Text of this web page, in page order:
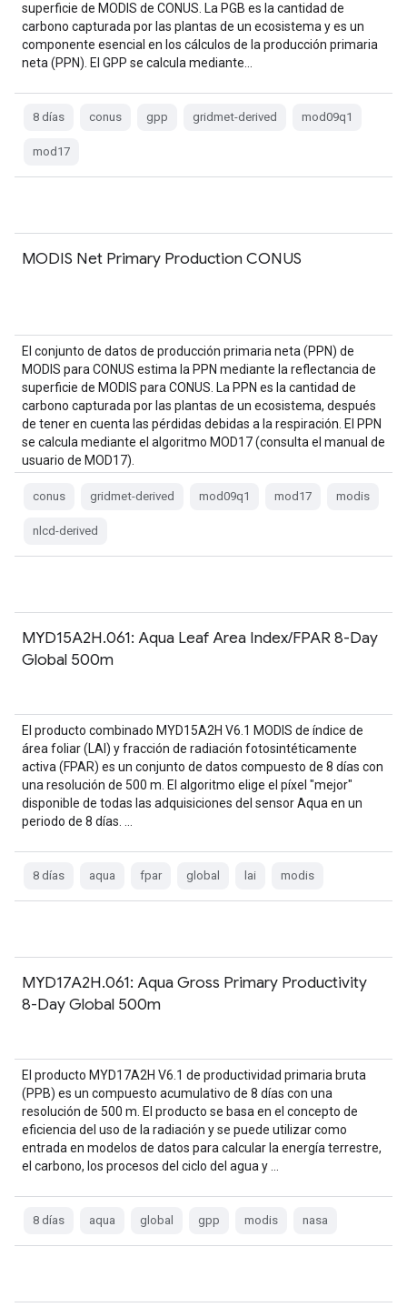
superficie de MODIS de CONUS. La PGB es la cantidad de
carbono capturada por las plantas de un ecosistema y es un
componente esencial en los cálculos de la producción primaria
neta (PPN). El GPP se calcula mediante…
8 días conus gpp gridmet-derived mod09q1
mod17
MODIS Net Primary Production CONUS
El conjunto de datos de producción primaria neta (PPN) de
MODIS para CONUS estima la PPN mediante la reflectancia de
superficie de MODIS para CONUS. La PPN es la cantidad de
carbono capturada por las plantas de un ecosistema, después
de tener en cuenta las pérdidas debidas a la respiración. El PPN
se calcula mediante el algoritmo MOD17 (consulta el manual de
usuario de MOD17).
conus gridmet-derived mod09q1 mod17 modis
nlcd-derived
MYD15A2H.061: Aqua Leaf Area Index/FPAR 8-Day
Global 500m
El producto combinado MYD15A2H V6.1 MODIS de índice de
área foliar (LAI) y fracción de radiación fotosintéticamente
activa (FPAR) es un conjunto de datos compuesto de 8 días con
una resolución de 500 m. El algoritmo elige el píxel "mejor"
disponible de todas las adquisiciones del sensor Aqua en un
periodo de 8 días. …
8 días aqua fpar global lai modis
MYD17A2H.061: Aqua Gross Primary Productivity
8-Day Global 500m
El producto MYD17A2H V6.1 de productividad primaria bruta
(PPB) es un compuesto acumulativo de 8 días con una
resolución de 500 m. El producto se basa en el concepto de
eficiencia del uso de la radiación y se puede utilizar como
entrada en modelos de datos para calcular la energía terrestre,
el carbono, los procesos del ciclo del agua y …
8 días aqua global gpp modis nasa